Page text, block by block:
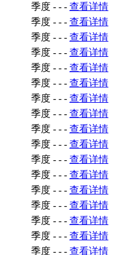
季度 - - - 查看详情
季度 - - - 查看详情
季度 - - - 查看详情
季度 - - - 查看详情
季度 - - - 查看详情
季度 - - - 查看详情
季度 - - - 查看详情
季度 - - - 查看详情
季度 - - - 查看详情
季度 - - - 查看详情
季度 - - - 查看详情
季度 - - - 查看详情
季度 - - - 查看详情
季度 - - - 查看详情
季度 - - - 查看详情
季度 - - - 查看详情
季度 - - - 查看详情